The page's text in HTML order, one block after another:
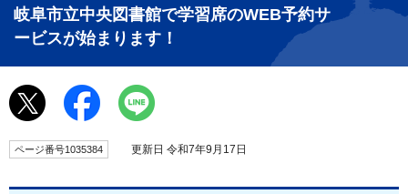
岐阜市立中央図書館で学習席のWEB予約サ
ービスが始まります！
ページ番号1035384 更新日 令和7年9月17日